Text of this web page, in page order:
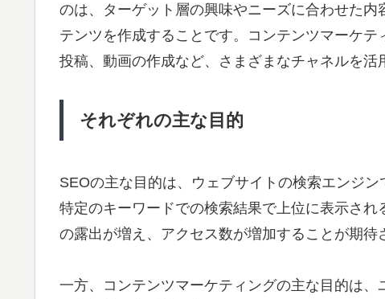
のは、ターゲット層の興味やニーズに合わせた
テンツを作成することです。コンテンツマーケ
投稿、動画の作成など、さまざまなチャネルを活
それぞれの主な目的
SEOの主な目的は、ウェブサイトの検索エンジ
特定のキーワードでの検索結果で上位に表示さ
の露出が増え、アクセス数が増加することが期待
一方、コンテンツマーケティングの主な目的は